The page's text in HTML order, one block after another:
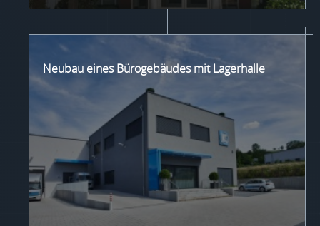
Neubau eines Bürogebäudes mit Lagerhalle